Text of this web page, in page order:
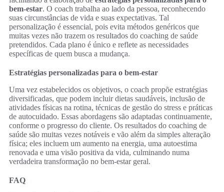
bem-estar. O coach trabalha ao lado da pessoa, reconhecendo
suas circunstâncias de vida e suas expectativas. Tal
personalização é essencial, pois evita métodos genéricos que
muitas vezes não trazem os resultados do coaching de saúde
pretendidos. Cada plano é único e reflete as necessidades
específicas de quem busca a mudança.
Estratégias personalizadas para o bem-estar
Uma vez estabelecidos os objetivos, o coach propõe estratégias
diversificadas, que podem incluir dietas saudáveis, inclusão de
atividades físicas na rotina, técnicas de gestão do stress e práticas
de autocuidado. Essas abordagens são adaptadas continuamente,
conforme o progresso do cliente. Os resultados do coaching de
saúde são muitas vezes notáveis e vão além da simples alteração
física; eles incluem um aumento na energia, uma autoestima
renovada e uma visão positiva da vida, culminando numa
verdadeira transformação no bem-estar geral.
FAQ